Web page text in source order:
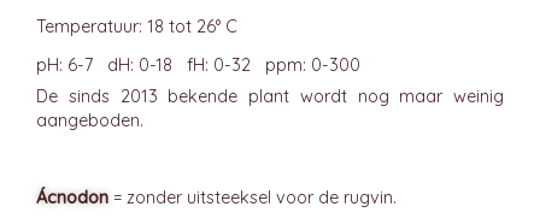
Temperatuur: 18 tot 26° C
pH: 6-7 dH: 0-18 fH: 0-32 ppm: 0-300
De sinds 2013 bekende plant wordt nog maar weinig
aangeboden.
Ácnodon = zonder uitsteeksel voor de rugvin.